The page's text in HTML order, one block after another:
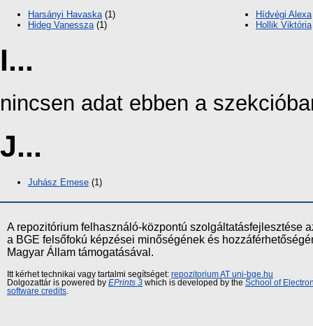
Harsányi Havaska (1)
Hideg Vanessza (1)
Hídvégi Alexa
Hollik Viktória
I...
nincsen adat ebben a
J...
Juhász Emese (1)
A repozitórium felhasználó-központú szolgáltatásfejlesztése
a BGE felsőfokú képzései minőségének és
Magyar Állam támogatásával.
Itt kérhet technikai vagy tartalmi segítséget: repozitorium AT uni-bge.hu
Dolgozattár is powered by EPrints 3 which is developed by the School of
software credits